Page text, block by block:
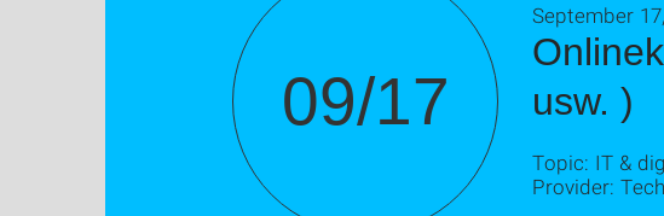
09/17
usw. )
September
Topic: IT &
Provider: